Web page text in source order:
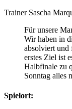
Trainer Sascha
Für unsere
Wir haben in
absolviert und
erstes Ziel ist
Halbfinale zu
Sonntag alles
Spielort: